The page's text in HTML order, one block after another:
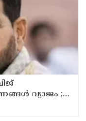
വ്യാജം ;
ഡൽഹി